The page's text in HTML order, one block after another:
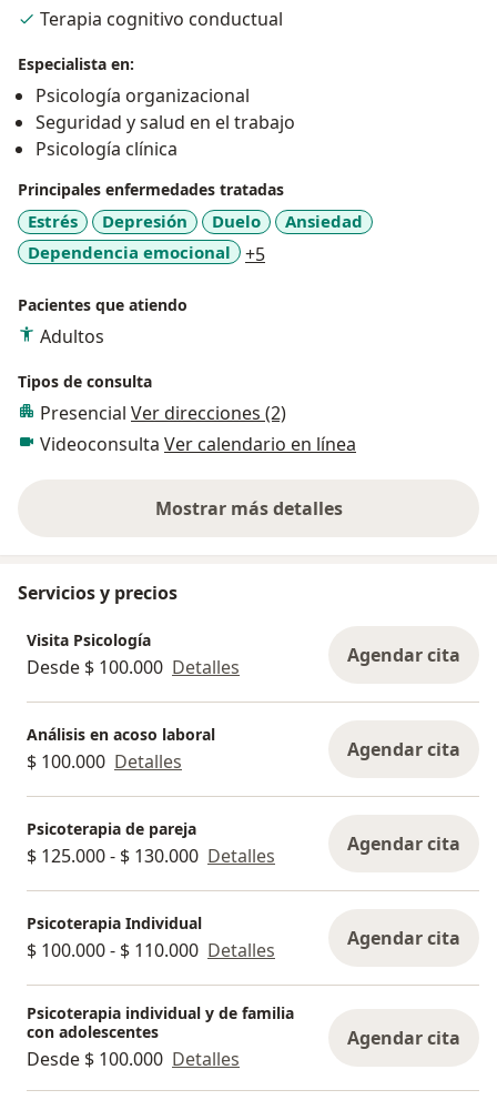
Terapia cognitivo conductual
Especialista en:
Psicología organizacional
Seguridad y salud en el trabajo
Psicología clínica
Principales enfermedades tratadas
Estrés Depresión Duelo
Ansiedad
Dependencia emocional
+5a11y_sr_more_diseases
Pacientes que atiendo
Adultos
Tipos de consulta
Presencial Ver direcciones (2)
Videoconsulta Ver calendario en línea
Mostrar más detalles
sobre la experiencia
Servicios y precios
Visita Psicología
Desde $ 100.000 Detalles Agendar cita
Análisis en acoso laboral
$ 100.000 Detalles Agendar cita
Psicoterapia de pareja
$ 125.000 - $ 130.000 Detalles Agendar cita
Psicoterapia Individual
$ 100.000 - $ 110.000 Detalles Agendar cita
Psicoterapia individual y de familia
con adolescentes
Desde $ 100.000 Detalles
Agendar cita